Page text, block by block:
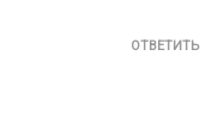
ОТВЕТИТЬ